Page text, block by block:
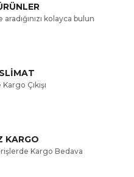
kolayca bulun
Çıkışı
KARGO
Kargo Bedava